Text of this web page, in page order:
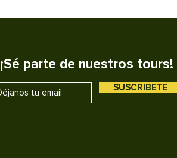
¡Sé parte de nuestros tours!
SUSCRIBETE